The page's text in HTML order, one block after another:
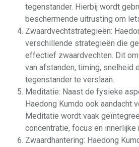
tegenstander. Hierbij wordt
beschermende uitrusting om
Zwaardvechtstrategieën:
verschillende strategieën die
effectief zwaardvechten. Dit
van afstanden, timing, snelheid
tegenstander te verslaan.
Meditatie: Naast de fysieke
Haedong Kumdo ook aandacht
Meditatie wordt vaak
concentratie, focus en innerlijke
Zwaardhantering: Haedong